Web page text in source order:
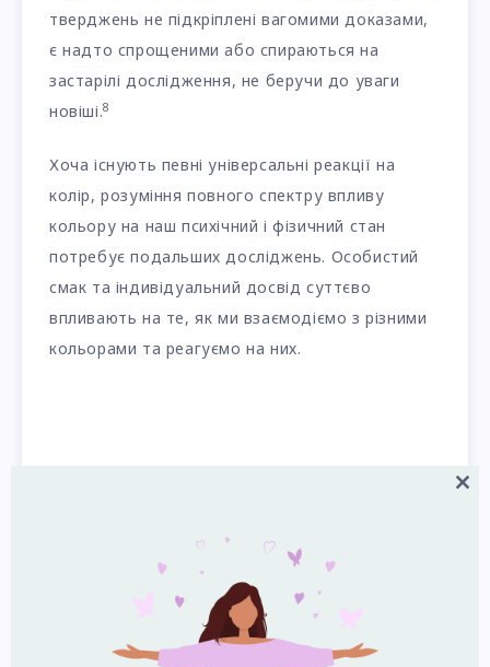
тверджень не підкріплені вагомими доказами,
є надто спрощеними або спираються на
застарілі дослідження, не беручи до уваги
новіші.8
Хоча існують певні універсальні реакції на
колір, розуміння повного спектру впливу
кольору на наш психічний і фізичний стан
потребує подальших досліджень. Особистий
смак та індивідуальний досвід суттєво
впливають на те, як ми взаємодіємо з різними
кольорами та реагуємо на них.
Close